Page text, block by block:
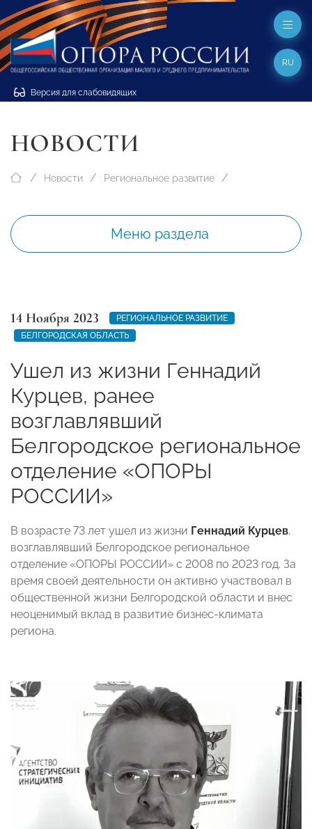
Версия для слабовидящих
RU
НОВОСТИ
Новости Региональное развитие
Меню раздела
14 Ноября 2023
РЕГИОНАЛЬНОЕ РАЗВИТИЕ
БЕЛГОРОДСКАЯ ОБЛАСТЬ
Ушел из жизни Геннадий
Курцев, ранее
возглавлявший
Белгородское региональное
отделение «ОПОРЫ
РОССИИ»
В возрасте 73 лет ушел из жизни Геннадий Курцев,
возглавлявший Белгородское региональное
отделение «ОПОРЫ РОССИИ» с 2008 по 2023 год. За
время своей деятельности он активно участвовал в
общественной жизни Белгородской области и внес
неоценимый вклад в развитие бизнес-климата
региона.